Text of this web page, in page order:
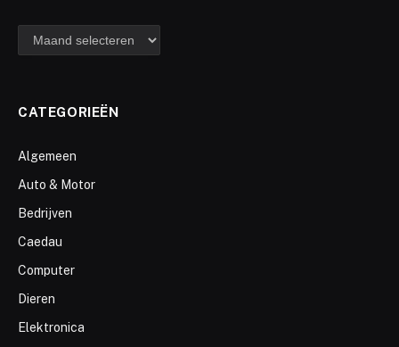
archief
CATEGORIEËN
Algemeen
Auto & Motor
Bedrijven
Caedau
Computer
Dieren
Elektronica